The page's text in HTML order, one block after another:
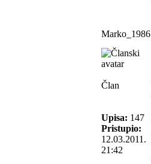
Marko_1986
Član
Upisa: 147
Pristupio:
12.03.2011.
21:42